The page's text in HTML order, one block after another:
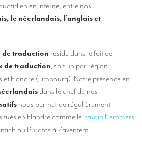
multilingue
en interne, entre nos
le néerlandais, l’anglais et
de traduction réside dans le fait de
de traduction, soit un par région :
et Flandre (Limbourg). Notre présence en
dans le chef de nos
nous permet de régulièrement
en Flandre comme le Studio Kemmers
ou Puratos à Zaventem.